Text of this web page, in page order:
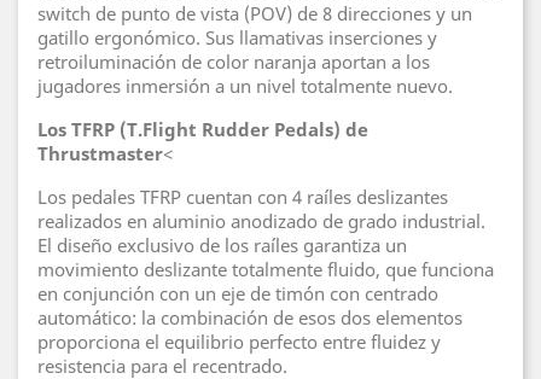
switch de punto de vista (POV) de 8 direcciones y un
gatillo ergonómico. Sus llamativas inserciones y
retroiluminación de color naranja aportan a los
jugadores inmersión a un nivel totalmente nuevo.
Los TFRP (T.Flight Rudder Pedals) de
Thrustmaster<
Los pedales TFRP cuentan con 4 raíles deslizantes
realizados en aluminio anodizado de grado industrial.
El diseño exclusivo de los raíles garantiza un
movimiento deslizante totalmente fluido, que funciona
en conjunción con un eje de timón con centrado
automático: la combinación de esos dos elementos
proporciona el equilibrio perfecto entre fluidez y
resistencia para el recentrado.